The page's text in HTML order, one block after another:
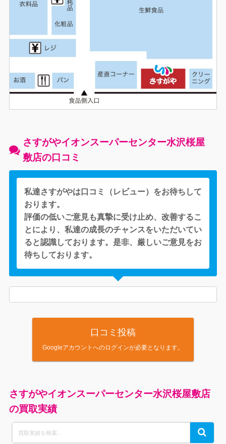
さすがやイオンスーパーセンター水沢桜屋
敷店の口コミ
私達さすがやは口コミ（レビュー）をお待ちして
おります。
評価の低いご意見も真摯に受け止め、改善するこ
とにより、私達の成長のチャンスをいただいてい
ると認識しております。是非、厳しいご意見をお
待ちしております。
口コミ投稿
Googleアカウントへのログインが必要となります。
さすがやイオンスーパーセンター水沢桜屋敷店
の買取実績
for:
Search